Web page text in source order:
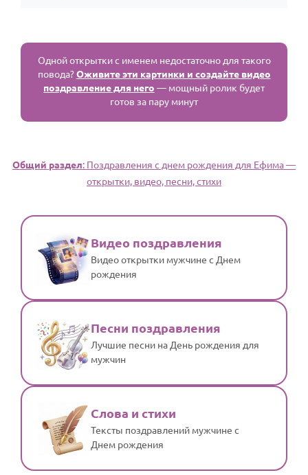
Одной открытки с именем недостаточно для такого
повода?Оживите эти картинки и создайте видео
поздравление для него — мощный ролик будет
готов за пару минут
Общий раздел: Поздравления с днем рождения для Ефима —
открытки, видео, песни, стихи
Видео поздравления
Видео открытки мужчине с Днем
рождения
Песни поздравления
Лучшие песни на День рождения для
мужчин
Слова и стихи
Тексты поздравлений мужчине с
Днем рождения